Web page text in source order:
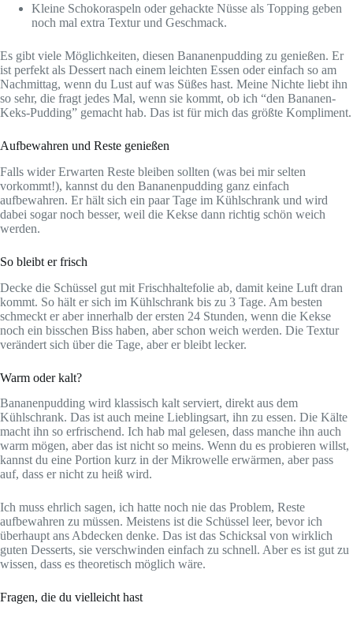
Kleine Schokoraspeln oder gehackte Nüsse als Topping geben
noch mal extra Textur und Geschmack.
Es gibt viele Möglichkeiten, diesen Bananenpudding zu genießen. Er
ist perfekt als Dessert nach einem leichten Essen oder einfach so am
Nachmittag, wenn du Lust auf was Süßes hast. Meine Nichte liebt ihn
so sehr, die fragt jedes Mal, wenn sie kommt, ob ich “den Bananen-
Keks-Pudding” gemacht hab. Das ist für mich das größte Kompliment.
Aufbewahren und Reste genießen
Falls wider Erwarten Reste bleiben sollten (was bei mir selten
vorkommt!), kannst du den Bananenpudding ganz einfach
aufbewahren. Er hält sich ein paar Tage im Kühlschrank und wird
dabei sogar noch besser, weil die Kekse dann richtig schön weich
werden.
So bleibt er frisch
Decke die Schüssel gut mit Frischhaltefolie ab, damit keine Luft dran
kommt. So hält er sich im Kühlschrank bis zu 3 Tage. Am besten
schmeckt er aber innerhalb der ersten 24 Stunden, wenn die Kekse
noch ein bisschen Biss haben, aber schon weich werden. Die Textur
verändert sich über die Tage, aber er bleibt lecker.
Warm oder kalt?
Bananenpudding wird klassisch kalt serviert, direkt aus dem
Kühlschrank. Das ist auch meine Lieblingsart, ihn zu essen. Die Kälte
macht ihn so erfrischend. Ich hab mal gelesen, dass manche ihn auch
warm mögen, aber das ist nicht so meins. Wenn du es probieren willst,
kannst du eine Portion kurz in der Mikrowelle erwärmen, aber pass
auf, dass er nicht zu heiß wird.
Ich muss ehrlich sagen, ich hatte noch nie das Problem, Reste
aufbewahren zu müssen. Meistens ist die Schüssel leer, bevor ich
überhaupt ans Abdecken denke. Das ist das Schicksal von wirklich
guten Desserts, sie verschwinden einfach zu schnell. Aber es ist gut zu
wissen, dass es theoretisch möglich wäre.
Fragen, die du vielleicht hast